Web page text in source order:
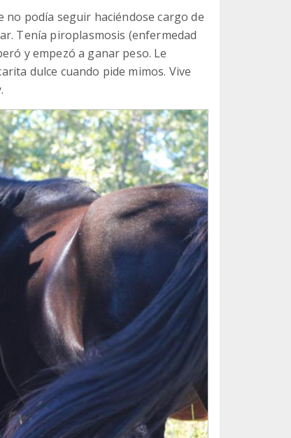
no podía seguir haciéndose cargo de
Tenía piroplasmosis (enfermedad
y empezó a ganar peso. Le
dulce cuando pide mimos. Vive